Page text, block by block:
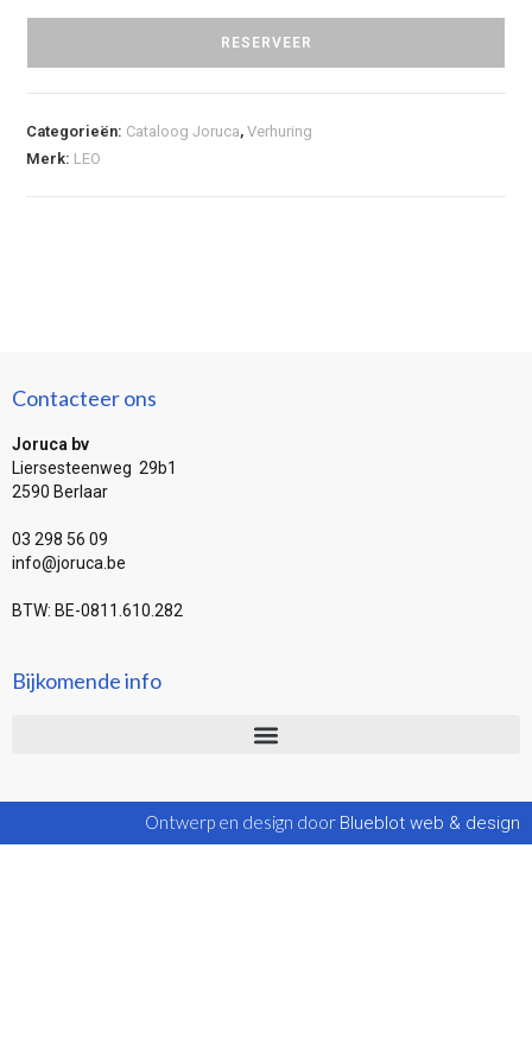
RESERVEER
Categorieën: Cataloog Joruca,Verhuring
Merk: LEO
Contacteer ons
Joruca bv
Liersesteenweg 29b1
2590 Berlaar
03 298 56 09
info@joruca.be
BTW: BE-0811.610.282
Bijkomende info
Ontwerp en design door Blueblot web & design